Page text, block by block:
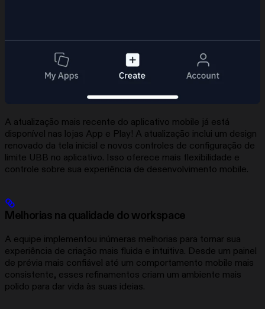
A atualização mais recente do aplicativo mobile já está
disponível nas lojas App e Play! A atualização inclui um design
renovado da tela inicial e novos controles de configuração de
limite UBB no aplicativo. Isso oferece mais flexibilidade e
controle sobre sua experiência de desenvolvimento mobile.
Melhorias na qualidade do workspace
A equipe implementou inúmeras melhorias para tornar sua
experiência de criação mais fluida e intuitiva. Desde um painel
de prévia mais confiável até um comportamento mobile mais
consistente, esses refinamentos criam um ambiente mais
polido para dar vida às suas ideias.